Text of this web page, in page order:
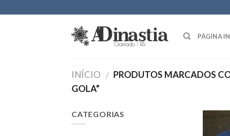
to
PÁGINA
INÍCIO / PRODUTOS MARCADOS
GOLA”
CATEGORIAS